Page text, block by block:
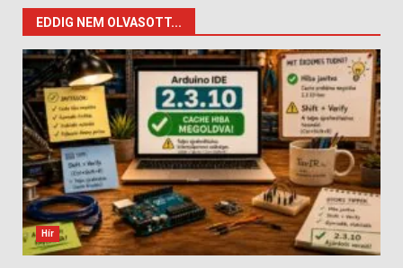
EDDIG NEM OLVASOTT...
Hír